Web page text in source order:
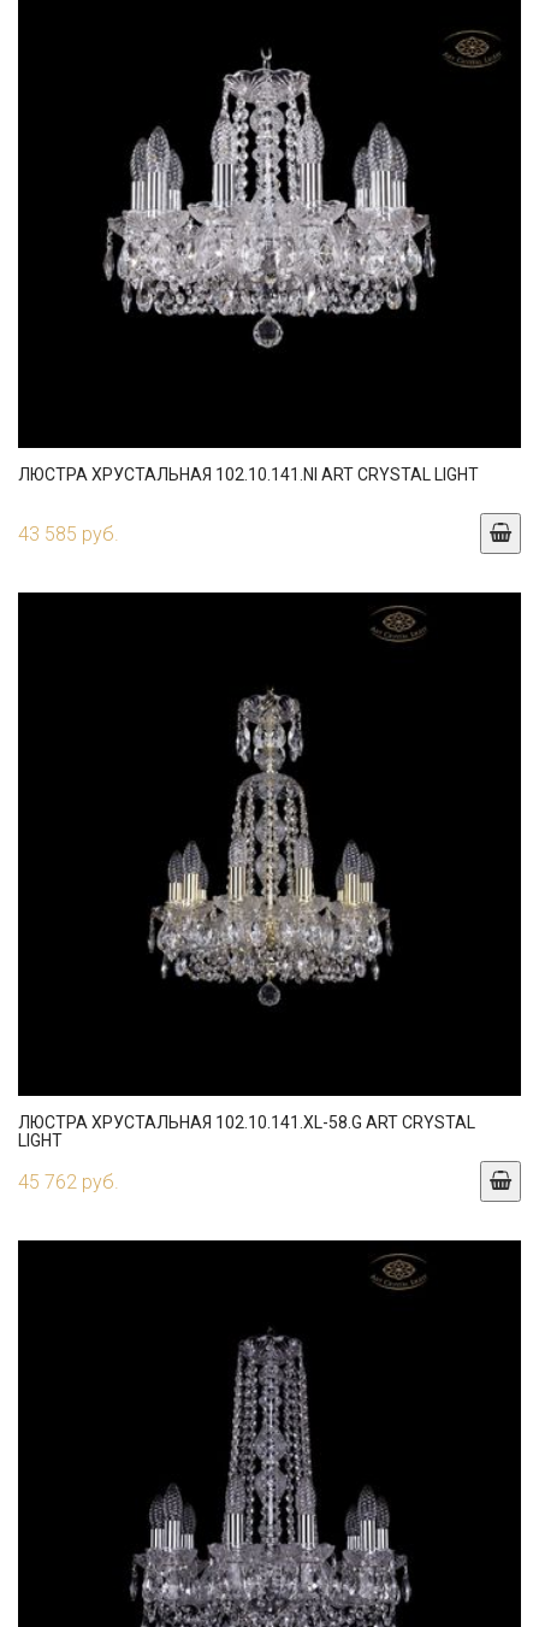
ЛЮСТРА ХРУСТАЛЬНАЯ 102.10.141.NI ART CRYSTAL LIGHT
43 585 руб.
ЛЮСТРА ХРУСТАЛЬНАЯ 102.10.141.XL-58.G ART CRYSTAL
LIGHT
45 762 руб.